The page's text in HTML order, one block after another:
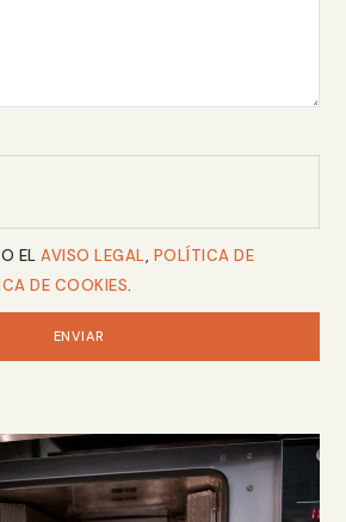
EL AVISO LEGAL, POLÍTICA DE
DE COOKIES.
ENVIAR